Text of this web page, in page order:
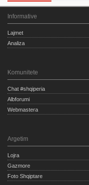
Informative
Lajmet
Analiza
Komunitete
Chat #shqiperia
Albforumi
Webmastera
Argetim
Lojra
Gazmore
Foto Shqiptare